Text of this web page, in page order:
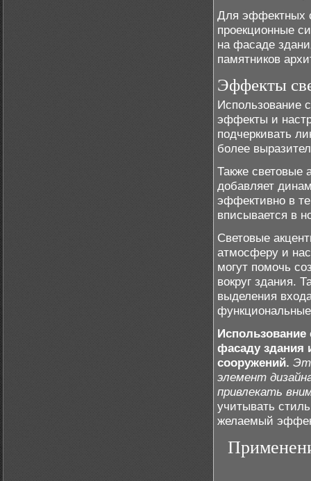
Для эффектных
проекционные
на фасаде
памятников
Эффекты
Использование
эффекты и
подчеркивать
более
Также световые
добавляет
эффективно в
вписывается в
Световые
атмосферу и
могут помочь
вокруг здания.
выделения
Использование
фасаду здания
сооружений.
элемент
привлекать
учитывать
желаемый